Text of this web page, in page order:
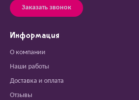
Заказать звонок
Информация
О компании
Наши работы
Доставка и оплата
Отзывы